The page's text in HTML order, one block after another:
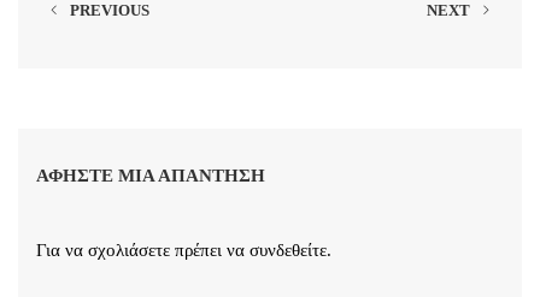
PREVIOUS NEXT
ΑΦΉΣΤΕ ΜΙΑ ΑΠΆΝΤΗΣΗ
Για να σχολιάσετε πρέπει να συνδεθείτε.